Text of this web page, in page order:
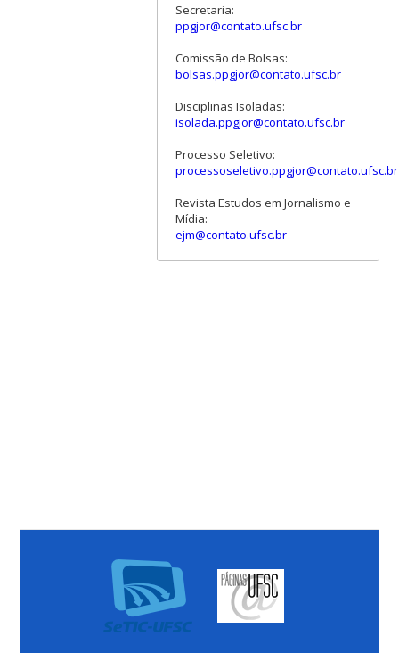
Secretaria:
ppgjor@contato.ufsc.br
Comissão de Bolsas:
bolsas.ppgjor@contato.ufsc.br
Disciplinas Isoladas:
isolada.ppgjor@contato.ufsc.br
Processo Seletivo:
processoseletivo.ppgjor@contato.ufsc.br
Revista Estudos em Jornalismo e
Mídia:
ejm@contato.ufsc.br